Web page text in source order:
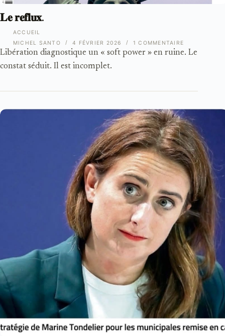
ACCUEIL
𝐋𝐞 𝐫𝐞𝐟𝐥𝐮𝐱.
Libération diagnostique un « soft power » en ruine. Le
constat séduit. Il est incomplet.
MICHEL SANTO 4 FÉVRIER 2026 1 COMMENTAIRE